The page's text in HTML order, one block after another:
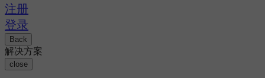
注册
登录
Back
解决方案
close